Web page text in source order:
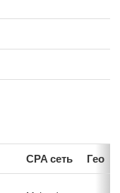
CPA сеть Гео